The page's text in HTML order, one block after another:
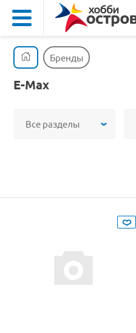
Бренды
E-Max
Все разделы